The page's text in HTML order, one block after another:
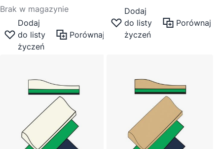
Brak w magazynie
Dodaj
do listy
życzeń
Porównaj
Dodaj
do listy
życzeń
Porównaj